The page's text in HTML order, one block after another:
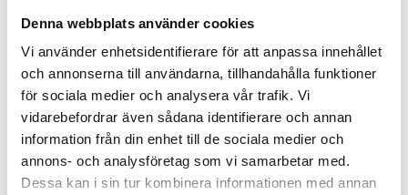
Denna webbplats använder cookies
Vi använder enhetsidentifierare för att anpassa innehållet
och annonserna till användarna, tillhandahålla funktioner
för sociala medier och analysera vår trafik. Vi
vidarebefordrar även sådana identifierare och annan
information från din enhet till de sociala medier och
annons- och analysföretag som vi samarbetar med.
Dessa kan i sin tur kombinera informationen med annan
Salvequick Kirurgtape
Tynd kirurgisk tape 5m x 2,5cm
28 kr.
Salvequick MED Vårtplåster
Smertefri behandling af fodvorter.
65 kr.